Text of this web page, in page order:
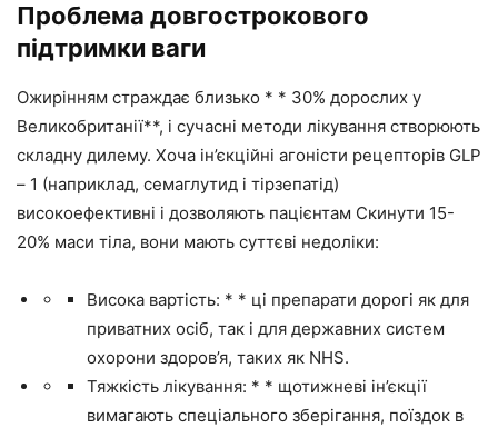
Проблема довгострокового
підтримки ваги
Ожирінням страждає близько * * 30% дорослих у
Великобританії**, і сучасні методи лікування створюють
складну дилему. Хоча ін’єкційні агоністи рецепторів GLP
– 1 (наприклад, семаглутид і тірзепатід)
високоефективні і дозволяють пацієнтам Скинути 15-
20% маси тіла, вони мають суттєві недоліки:
Висока вартість: * * ці препарати дорогі як для
приватних осіб, так і для державних систем
охорони здоров’я, таких як NHS.
Тяжкість лікування: * * щотижневі ін’єкції
вимагають спеціального зберігання, поїздок в